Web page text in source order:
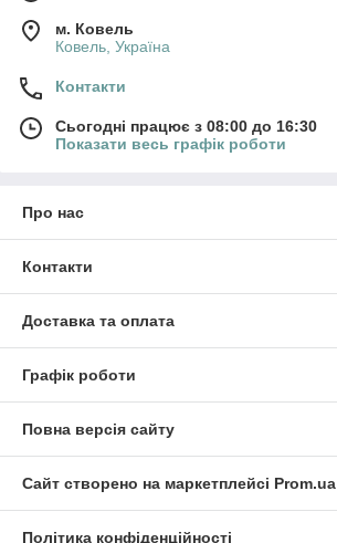
м. Ковель
Ковель, Україна
Контакти
Сьогодні працює з 08:00 до 16:30
Показати весь графік роботи
Про нас
Контакти
Доставка та оплата
Графік роботи
Повна версія сайту
Сайт створено на маркетплейсі Prom.ua
Політика конфіденційності